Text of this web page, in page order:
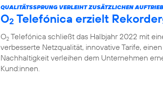
QUALITÄTSSPRUNG VERLEIHT ZUSÄTZLICHEN
O2 Telefónica erzielt
O2 Telefónica schließt das Halbjahr 2022 mit
verbesserte Netzqualität, innovative Tarife,
Nachhaltigkeit verleihen dem Unternehmen
Kund:innen.